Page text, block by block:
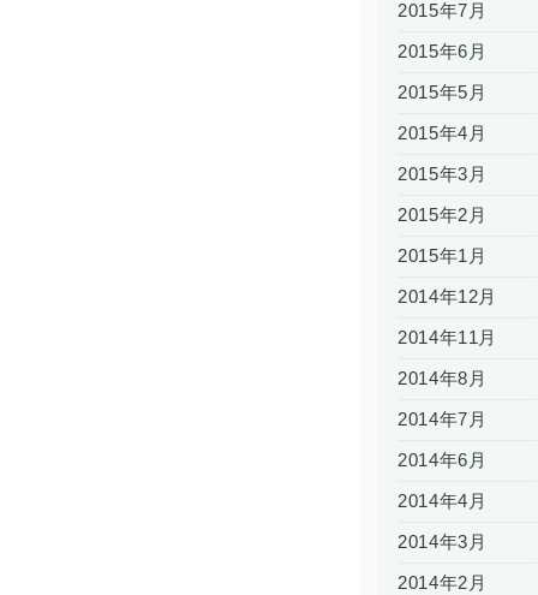
2015年7月
2015年6月
2015年5月
2015年4月
2015年3月
2015年2月
2015年1月
2014年12月
2014年11月
2014年8月
2014年7月
2014年6月
2014年4月
2014年3月
2014年2月